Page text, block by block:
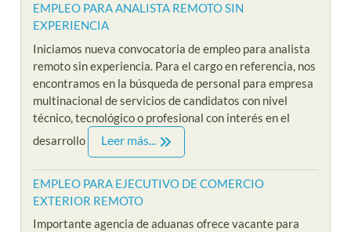
EMPLEO PARA ANALISTA REMOTO SIN
EXPERIENCIA
Iniciamos nueva convocatoria de empleo para analista
remoto sin experiencia. Para el cargo en referencia, nos
encontramos en la búsqueda de personal para empresa
multinacional de servicios de candidatos con nivel
técnico, tecnológico o profesional con interés en el
desarrollo
Leer más...
EMPLEO PARA EJECUTIVO DE COMERCIO
EXTERIOR REMOTO
Importante agencia de aduanas ofrece vacante para